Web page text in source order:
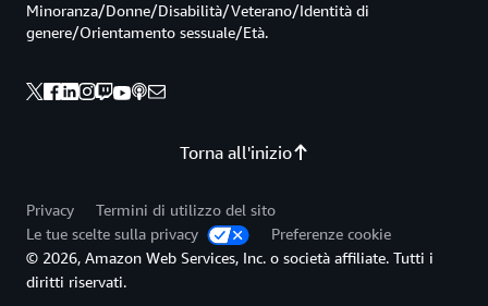
Torna all'inizio
Minoranza/Donne/Disabilità/Veterano/Identità di
genere/Orientamento sessuale/Età.
Privacy
Termini di utilizzo del sito
Le tue scelte sulla privacy
Preferenze cookie
© 2026, Amazon Web Services, Inc. o società affiliate. Tutti i
diritti riservati.